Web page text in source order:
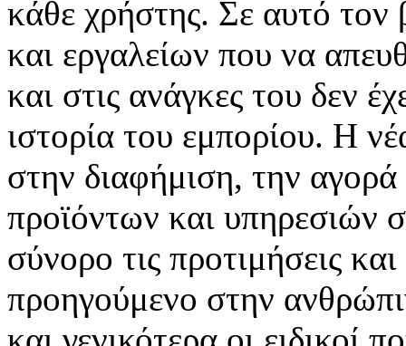
κάθε χρήστης. Σε αυτό
και εργαλείων που να
και στις ανάγκες του δεν
ιστορία του εμπορίου. Η
στην διαφήμιση, την
προϊόντων και υπηρεσιών
σύνορο τις προτιμήσεις
προηγούμενο στην